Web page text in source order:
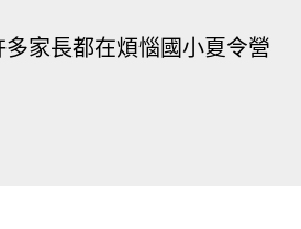
家長都在煩惱國小夏令營